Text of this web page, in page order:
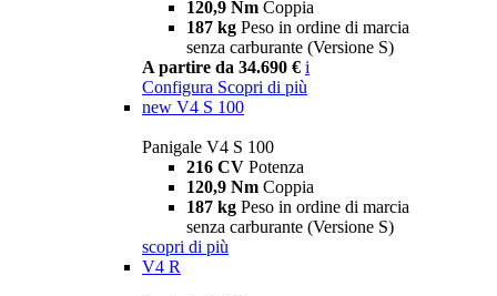
120,9 Nm Coppia
187 kg Peso in ordine di marcia
senza carburante (Versione S)
A partire da 34.690 € i
Configura Scopri di più
new V4 S 100
Panigale V4 S 100
216 CV Potenza
120,9 Nm Coppia
187 kg Peso in ordine di marcia
senza carburante (Versione S)
scopri di più
V4 R